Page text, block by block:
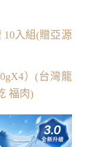
10入組(贈亞源
）(台灣龍
福肉)